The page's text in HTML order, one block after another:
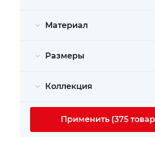
Материал
Размеры
Коллекция
Применить (375